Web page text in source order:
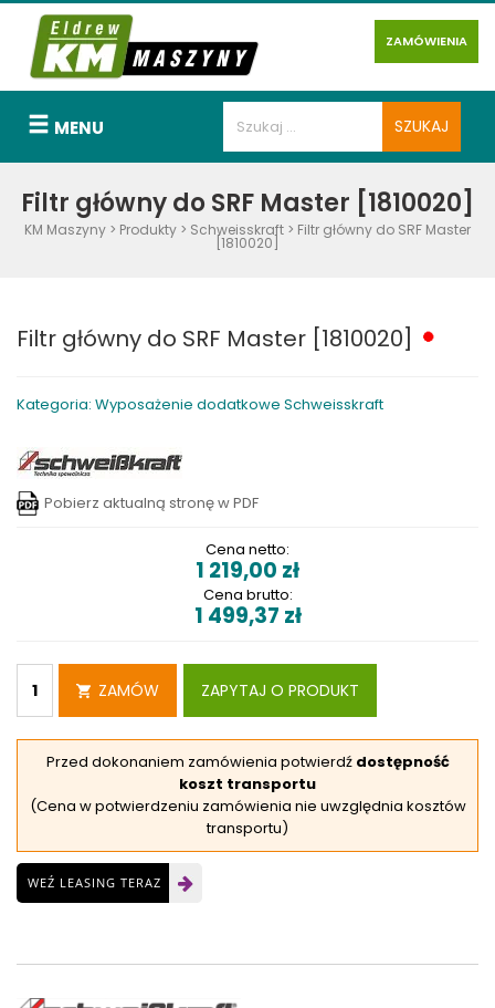
ZAMÓWIENIA
MENU
Filtr główny do SRF Master [1810020]
KM Maszyny > Produkty > Schweisskraft > Filtr główny do SRF Master
[1810020]
Filtr główny do SRF Master [1810020]
Kategoria: Wyposażenie dodatkowe Schweisskraft
Pobierz aktualną stronę w PDF
Cena netto:
1 219,00 zł
Cena brutto:
1 499,37 zł
ZAMÓW ZAPYTAJ O PRODUKT
Przed dokonaniem zamówienia potwierdź dostępność
koszt transportu
(Cena w potwierdzeniu zamówienia nie uwzględnia kosztów
transportu)
WEŹ LEASING TERAZ